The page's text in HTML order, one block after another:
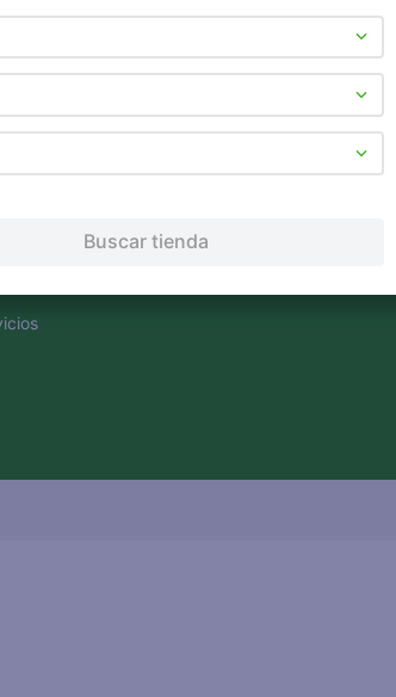
Condiciones, así como el envío de
Tarjeta de crédito
Buscar tienda